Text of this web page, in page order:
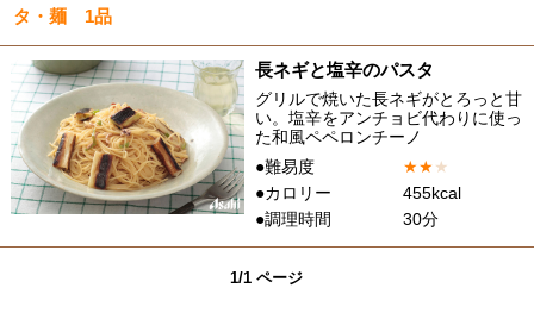
タ・麺 1品
長ネギと塩辛のパスタ
グリルで焼いた長ネギがとろっと甘
い。塩辛をアンチョビ代わりに使っ
た和風ペペロンチーノ
●難易度
★★★
●カロリー
455kcal
●調理時間
30分
1/1 ページ